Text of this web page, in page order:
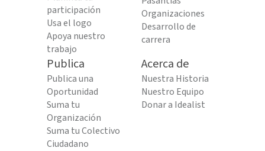
participación
Usa el logo
Apoya nuestro
trabajo
Organizaciones
Desarrollo de
carrera
Publica
Publica una
Oportunidad
Suma tu
Organización
Suma tu Colectivo
Ciudadano
Acerca de
Nuestra Historia
Nuestro Equipo
Donar a Idealist